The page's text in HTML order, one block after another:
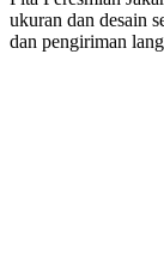
ukuran dan desain
dan pengiriman